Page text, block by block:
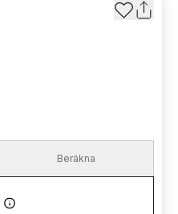
Beräkna